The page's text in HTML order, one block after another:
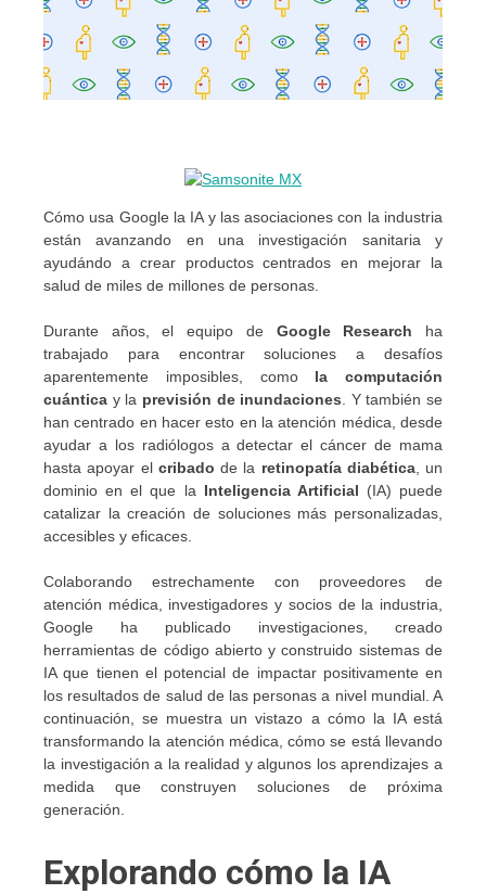
Cómo usa Google la IA y las asociaciones con la industria
están avanzando en una investigación sanitaria y
ayudándo a crear productos centrados en mejorar la
salud de miles de millones de personas.
Durante años, el equipo de Google Research ha
trabajado para encontrar soluciones a desafíos
aparentemente imposibles, como la computación
cuántica y la previsión de inundaciones . Y también se
han centrado en hacer esto en la atención médica, desde
ayudar a los radiólogos a detectar el cáncer de mama
hasta apoyar el cribado de la retinopatía diabética, un
dominio en el que la Inteligencia Artificial (IA) puede
catalizar la creación de soluciones más personalizadas,
accesibles y eficaces.
Colaborando estrechamente con proveedores de
atención médica, investigadores y socios de la industria,
Google ha publicado investigaciones, creado
herramientas de código abierto y construido sistemas de
IA que tienen el potencial de impactar positivamente en
los resultados de salud de las personas a nivel mundial. A
continuación, se muestra un vistazo a cómo la IA está
transformando la atención médica, cómo se está llevando
la investigación a la realidad y algunos los aprendizajes a
medida que construyen soluciones de próxima
generación.
Explorando cómo la IA